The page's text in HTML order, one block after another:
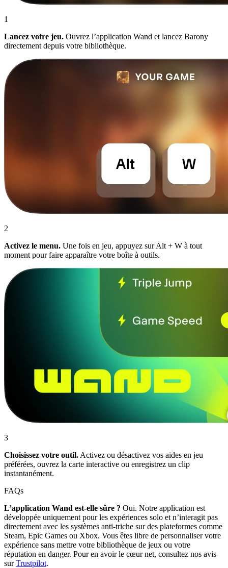
1
Lancez votre jeu. Ouvrez l’application Wand et lancez Barony
directement depuis votre bibliothèque.
2
Activez le menu. Une fois en jeu, appuyez sur Alt + W à tout
moment pour faire apparaître votre boîte à outils.
3
Choisissez votre outil. Activez ou désactivez vos aides en jeu
préférées, ouvrez la carte interactive ou enregistrez un clip
instantanément.
FAQs
L’application Wand est-elle sûre ? Oui. Notre application est
développée uniquement pour les expériences solo et n’interagit pas
directement avec les systèmes anti-triche sur des plateformes comme
Steam, Epic Games ou Xbox. Vous êtes libre de personnaliser votre
expérience sans mettre votre bibliothèque de jeux ou votre
réputation en danger. Pour en avoir le cœur net, consultez nos avis
surTrustpilot.